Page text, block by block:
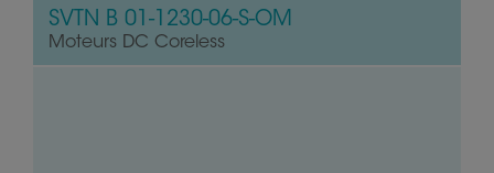
SVTN B 01-1230-06-S-OM
Moteurs DC Coreless